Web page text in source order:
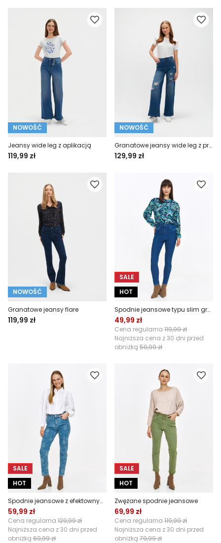
NOWOŚĆ
Jeansy wide leg z aplikacją
119,99 zł
NOWOŚĆ
Granatowe jeansy wide leg z przetarciami
129,99 zł
NOWOŚĆ
Granatowe jeansy flare
119,99 zł
SALE
HOT
Spodnie jeansowe typu slim granatowe
49,99 zł
Cena regularna 119,99 zł
Najniższa cena z 30 dni przed
obniżką 59,99 zł
SALE
HOT
Spodnie jeansowe z efektownym nadrukiem paisley
59,99 zł
Cena regularna 129,99 zł
Najniższa cena z 30 dni przed
obniżką 69,99 zł
SALE
HOT
Zwężane spodnie jeansowe
69,99 zł
Cena regularna 119,99 zł
Najniższa cena z 30 dni przed
obniżką 79,99 zł